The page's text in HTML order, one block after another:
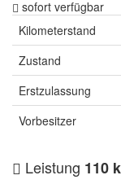
sofort verfügbar
Kilometerstand
Zustand
Erstzulassung
Vorbesitzer
Leistung 110